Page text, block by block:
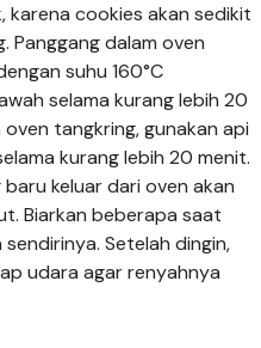
karena cookies akan sedikit
Panggang dalam oven
suhu 160°C
selama kurang lebih 20
tangkring, gunakan api
kurang lebih 20 menit.
keluar dari oven akan
Biarkan beberapa saat
Setelah dingin,
udara agar renyahnya